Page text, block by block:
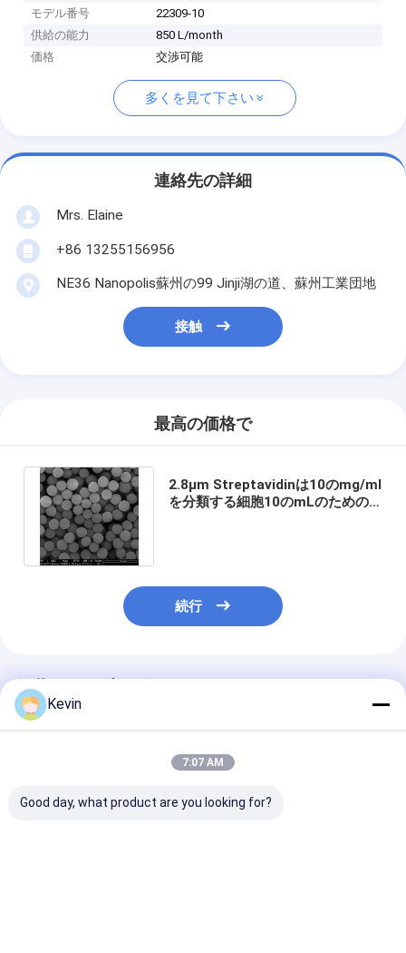
モデル番号
22309-10
供給の能力
850 L/month
価格
交渉可能
多くを見て下さい
連絡先の詳細
Mrs. Elaine
+86 13255156956
NE36 Nanopolis蘇州の99 Jinji湖の道、蘇州工業団地
接触
最高の価格で
2.8μm Streptavidinは10のmg/ml
を分類する細胞10のmLのための
続行
推薦されたプロダクト
Kevin
7:07 AM
Good day, what product are you looking for?